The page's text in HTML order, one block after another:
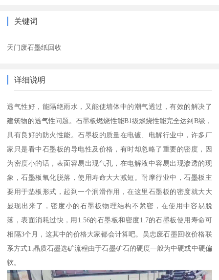
关键词
天门废石墨纸回收
详细说明
透气性好，能隔绝雨水，又能使墙体中的潮气透过，有效的解决了
建筑物的透气性问题。石墨板燃烧性能B1级燃烧性能完全达到B级，
具有良好的防火性能。石墨板的质量在电镀、电解行业中，许多厂
家只是看中石墨板的导电性及价格，有时却忽略了重要的密度，因
为密度小的话，表面容易出现气孔，在电解液中容易出现渗透的现
象，石墨板氧化脱落，使用寿命大大减短。耐摩行业中，石墨板主
要用于垫板形式，起到一个润滑作用，在这里石墨板的密度就大大
显现出来了，密度小的石墨板物理结构不紧密，在使用中容易脱
落，表面消耗过快，用1.56的石墨板和密度1.7的石墨板使用寿命可
相隔3个月，这其中的价格大家都会计算吧。吴忠废石墨回收价格联
系方式1.晶质石墨选矿流程由于石墨矿石的硬度一般为中硬或中硬偏
软。